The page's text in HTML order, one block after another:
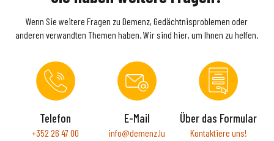
Wenn Sie weitere Fragen zu Demenz, Gedächtnisproblemen oder
anderen verwandten Themen haben. Wir sind hier, um Ihnen zu helfen.
Telefon
+352 26 47 00
E-Mail
info@demenz.lu
Über das Formular
Kontaktiere uns!